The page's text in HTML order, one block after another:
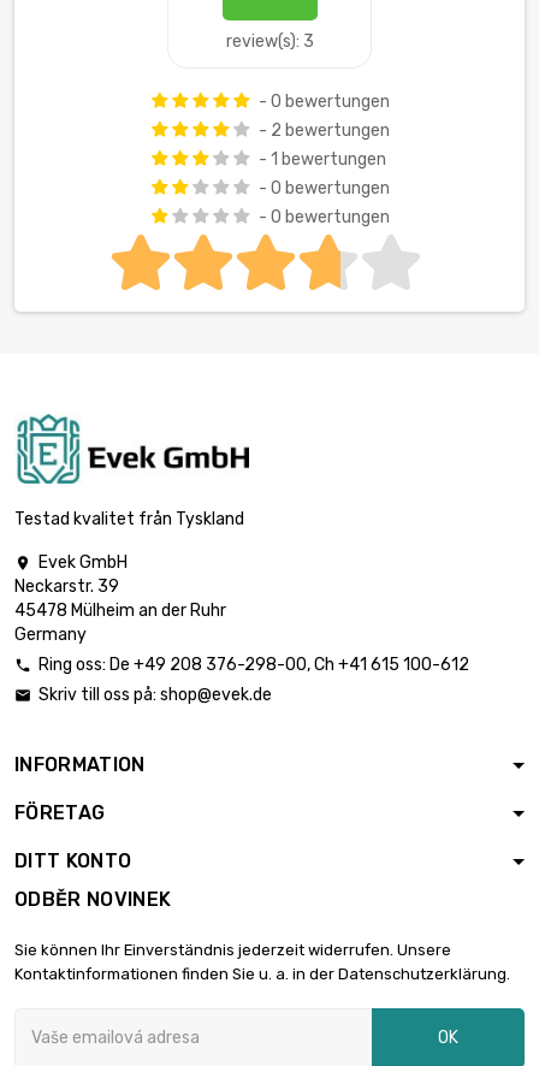
review(s): 3
- 0 bewertungen
- 2 bewertungen
- 1 bewertungen
- 0 bewertungen
- 0 bewertungen
Testad kvalitet från Tyskland

Evek GmbH
Neckarstr. 39
45478 Mülheim an der Ruhr
Germany
 Ring oss: De +49 208 376-298-00, Ch +41 615 100-612
 Skriv till oss på: shop@evek.de
INFORMATION
FÖRETAG
DITT KONTO
ODBĚR NOVINEK
Sie können Ihr Einverständnis jederzeit widerrufen. Unsere
Kontaktinformationen finden Sie u. a. in der Datenschutzerklärung.
OK